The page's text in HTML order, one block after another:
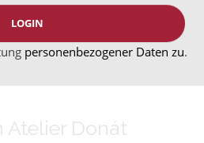
LOGIN
personenbezogener Daten zu.
Atelier Donát